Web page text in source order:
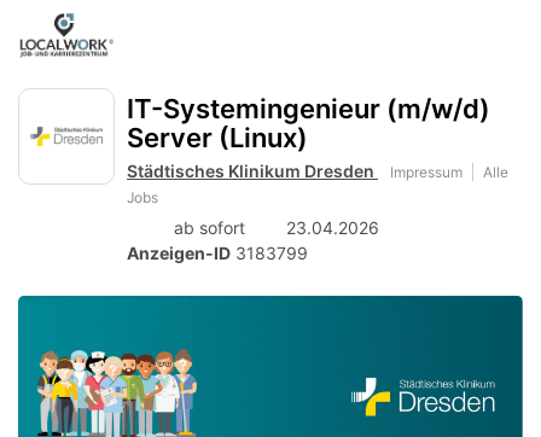
Accessibility
Modus
zur
zum
von
aus
IT-Systemingenieur (m/w/d)
Server (Linux)
Städtisches Klinikum Dresden Impressum
Alle
Jobs
ab sofort
23.04.2026
Anzeigen-ID 3183799